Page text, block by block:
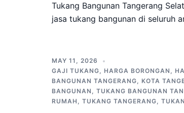
Tukang Bangunan Tangerang
jasa tukang bangunan di seluruh
MAY 11, 2026
GAJI TUKANG, HARGA BORONGAN ,
BANGUNAN TANGERANG, KOTA
BANGUNAN , TUKANG BANGUNAN
RUMAH , TUKANG TANGERANG,